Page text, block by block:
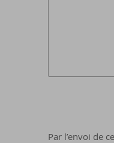
Par l’envoi de